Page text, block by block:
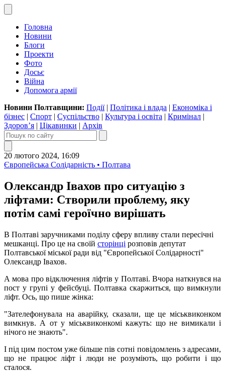
Головна
Новини
Блоги
Проекти
Фото
Досьє
Війна
Допомога армії
Новини Полтавщини: Події| Політика і влада | Економіка і
бізнес | Спорт | Суспільство | Культура і освіта | Кримінал |
Здоров’я | Цікавинки | Архів
20 лютого 2024, 16:09
Європейська Солідарність • Полтава
Олександр Івахов про ситуацію з
ліфтами: Створили проблему, яку
потім самі героїчно вирішать
В Полтаві заручниками поділу сферу впливу стали пересічні
мешканці. Про це на своїй сторінці розповів депутат
Полтавської міської ради від "Європейської Солідарності"
Олександр Івахов.
А мова про відключення ліфтів у Полтаві. Вчора наткнувся на
пост у групі у фейсбуці. Полтавка скаржиться, що вимкнули
ліфт. Ось, що пише жінка:
"Зателефонувала на аварійку, сказали, ще це міськвиконком
вимкнув. А от у міськвиконкомі кажуть: що не вимикали і
нічого не знають".
І під цим постом уже більше пів сотні повідомлень з адресами,
що не працює ліфт і люди не розуміють, що робити і що
сталося.